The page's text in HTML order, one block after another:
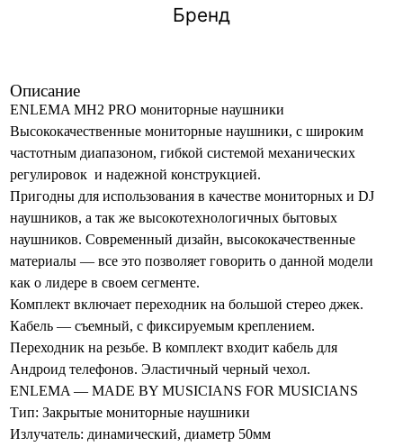
Бренд
Описание
ENLEMA MH2 PRO мониторные наушники
Высококачественные мониторные наушники, с широким
частотным диапазоном, гибкой системой механических
регулировок и надежной конструкцией.
Пригодны для использования в качестве мониторных и DJ
наушников, а так же высокотехнологичных бытовых
наушников. Современный дизайн, высококачественные
материалы — все это позволяет говорить о данной модели
как о лидере в своем сегменте.
Комплект включает переходник на большой стерео джек.
Кабель — съемный, с фиксируемым креплением.
Переходник на резьбе. В комплект входит кабель для
Андроид телефонов. Эластичный черный чехол.
ENLEMA — MADE BY MUSICIANS FOR MUSICIANS
Тип: Закрытые мониторные наушники
Излучатель: динамический, диаметр 50мм